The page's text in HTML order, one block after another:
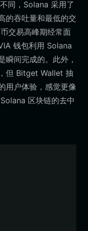
同，Solana 采用了
的吞吐量和最低的交
交易高峰期经常面
钱包利用 Solana
瞬间完成的。此外，
但 Bitget Wallet 抽
用户体验，感觉更像
区块链的去中